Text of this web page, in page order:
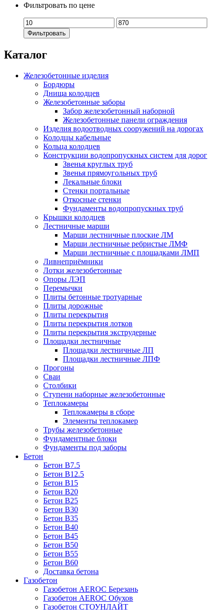
Фильтровать по цене
Фильтровать
Каталог
Железобетонные изделия
Бордюры
Днища колодцев
Железобетонные заборы
Забор железобетонный наборной
Железобетонные панели ограждения
Изделия водоотводных сооружений на дорогах
Колодцы кабельные
Кольца колодцев
Конструкции водопропускных систем для дорог
Звенья круглых труб
Звенья прямоугольных труб
Лекальные блоки
Стенки портальные
Откосные стенки
Фундаменты водопропускных труб
Крышки колодцев
Лестничные марши
Марши лестничные плоские ЛМ
Марши лестничные ребристые ЛМФ
Марши лестничные с площадками ЛМП
Ливнеприёмники
Лотки железобетонные
Опоры ЛЭП
Перемычки
Плиты бетонные тротуарные
Плиты дорожные
Плиты перекрытия
Плиты перекрытия лотков
Плиты перекрытия экструдерные
Площадки лестничные
Площадки лестничные ЛП
Площадки лестничные ЛПФ
Прогоны
Сваи
Столбики
Ступени наборные железобетонные
Теплокамеры
Теплокамеры в сборе
Элементы теплокамер
Трубы железобетонные
Фундаментные блоки
Фундаменты под заборы
Бетон
Бетон B7.5
Бетон B12.5
Бетон B15
Бетон B20
Бетон B25
Бетон B30
Бетон B35
Бетон B40
Бетон B45
Бетон B50
Бетон B55
Бетон B60
Доставка бетона
Газобетон
Газобетон АEROC Березань
Газобетон АEROC Обухов
Газобетон СТОУНЛАЙТ